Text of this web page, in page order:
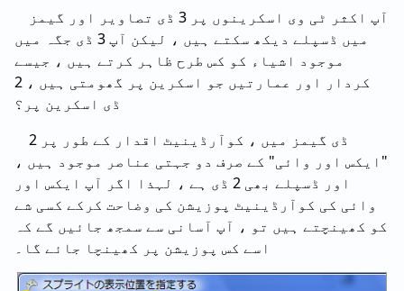
آپ اکثر ٹی وی اسکرینوں پر 3 ڈی تصاویر اور گیمز
میں ڈسپلے دیکھ سکتے ہیں ، لیکن آپ 3 ڈی جگہ میں
موجود اشیاء کو کس طرح ظاہر کرتے ہیں ، جیسے
کردار اور عمارتیں جو اسکرین پر گھومتی ہیں ، 2
ڈی اسکرین پر؟
2 ڈی گیمز میں ، کوآرڈینیٹ اقدار کے طور پر
"ایکس اور وائی" کے صرف دو جہتی عناصر موجود ہیں ،
اور ڈسپلے بھی 2 ڈی ہے ، لہذا اگر آپ ایکس اور
وائی کی کوآرڈینیٹ پوزیشن کی وضاحت کرکے کسی شے
کو کھینچتے ہیں تو ، آپ آسانی سے سمجھ جائیں گے کہ
اسے کس پوزیشن پر کھینچا جائے گا۔